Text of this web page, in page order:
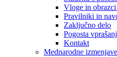
Vloge in obrazci
Pravilniki in
Zaključno delo
Pogosta
Kontakt
Mednarodne izmenjave